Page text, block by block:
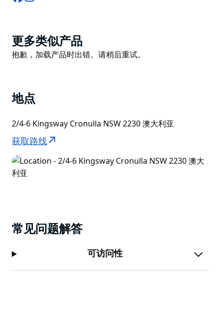
Product
List
更多类似产品
Product
抱歉，加载产品时出错。请稍后重试。
地点
2/4-6 Kingsway Cronulla NSW 2230 澳大利亚
获取路线
常见问题解答
可访问性